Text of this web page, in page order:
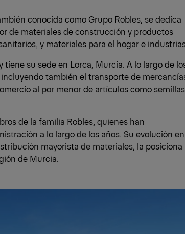
conocida como Grupo Robles, se dedica
de materiales de construcción y productos
y materiales para el hogar e
su sede en Lorca, Murcia. A lo largo de
también el transporte de
al por menor de artículos como
de la familia Robles, quienes han
a lo largo de los años. Su evolución
mayorista de materiales, la posiciona
de Murcia.